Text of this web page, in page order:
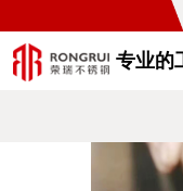
专业的